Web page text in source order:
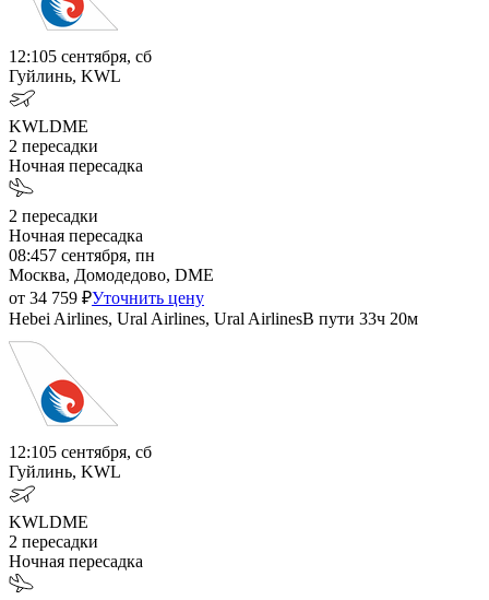
12:105 сентября, сб
Гуйлинь, KWL
KWLDME
2 пересадки
Ночная пересадка
2 пересадки
Ночная пересадка
08:457 сентября, пн
Москва, Домодедово, DME
от 34 759 ₽Уточнить цену
Hebei Airlines, Ural Airlines, Ural AirlinesВ пути 33ч 20м
12:105 сентября, сб
Гуйлинь, KWL
KWLDME
2 пересадки
Ночная пересадка